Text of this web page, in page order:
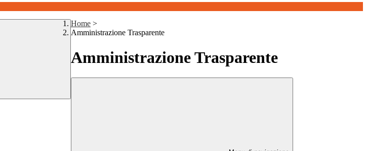
Home >
Amministrazione Trasparente
Amministrazione Trasparente